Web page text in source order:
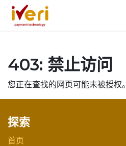
403: 禁止访问
您正在查找的网页可能未被授权。
探索
首页